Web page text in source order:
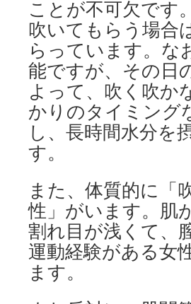
ことが不可欠です
吹いてもらう場合
らっています。な
能ですが、その日
よって、吹く吹か
かりのタイミング
し、長時間水分を
す。
また、体質的に「
性」がいます。肌
割れ目が浅くて、
運動経験がある女
ます。